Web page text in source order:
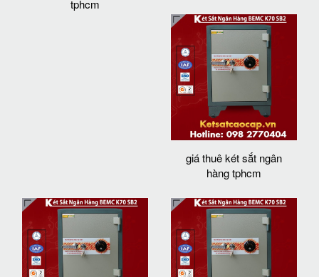
tphcm
giá thuê két sắt ngân
hàng tphcm